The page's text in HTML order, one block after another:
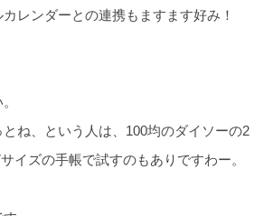
レンダーとの連携もますます好み！
ね、という人は、100均のダイソーの2
イズの手帳で試すのもありですわー。